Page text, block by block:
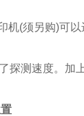
(须另购)可以
探测速度。加